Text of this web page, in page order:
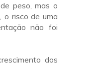
peso, mas o
o risco de uma
não foi
dos